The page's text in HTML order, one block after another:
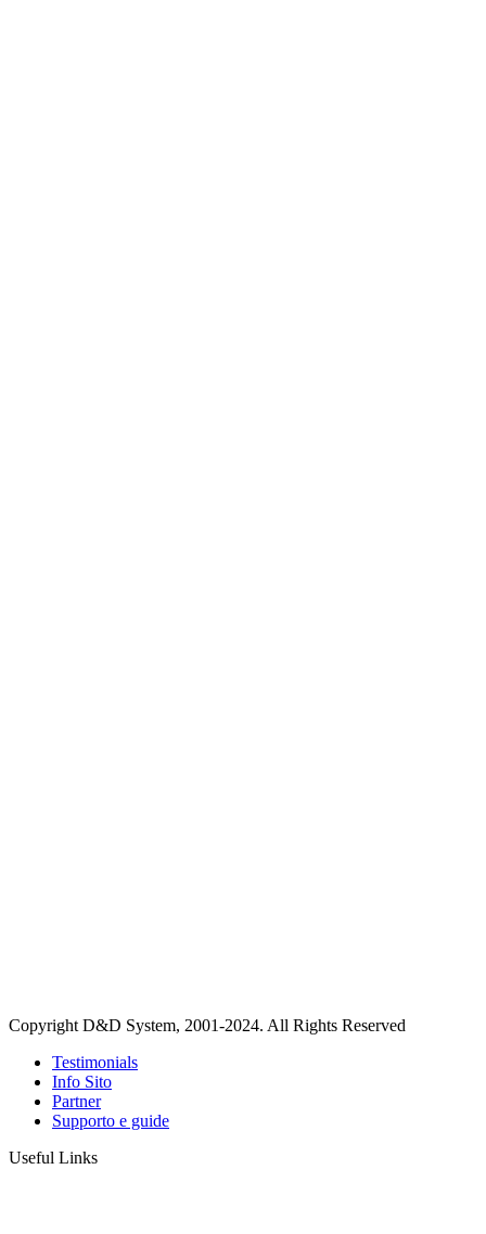
Copyright D&D System, 2001-2024. All Rights Reserved
Testimonials
Info Sito
Partner
Supporto e guide
Useful Links